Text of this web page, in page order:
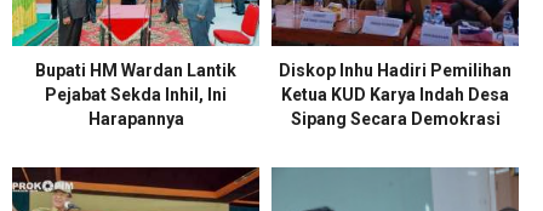
Bupati HM Wardan Lantik
Pejabat Sekda Inhil, Ini
Harapannya
Diskop Inhu Hadiri Pemilihan
Ketua KUD Karya Indah Desa
Sipang Secara Demokrasi